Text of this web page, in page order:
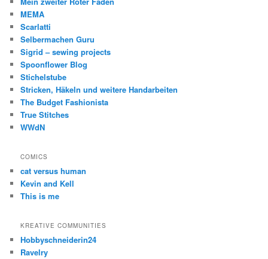
MEMA
Scarlatti
Selbermachen Guru
Sigrid – sewing projects
Spoonflower Blog
Stichelstube
Stricken, Häkeln und weitere Handarbeiten
The Budget Fashionista
True Stitches
WWdN
COMICS
cat versus human
Kevin and Kell
This is me
KREATIVE COMMUNITIES
Hobbyschneiderin24
Ravelry